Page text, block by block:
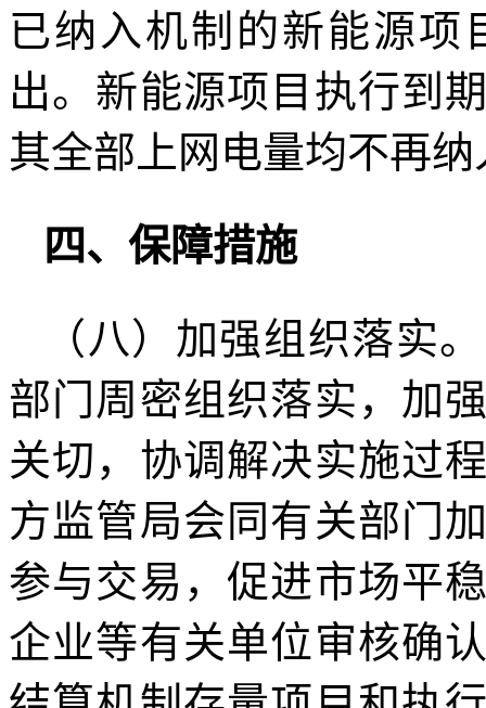
已纳入机制的新能源项
出。新能源项目执行到
其全部上网电量均不再
四、保障措施
（八）加强组织落实
部门周密组织落实，加
关切，协调解决实施过
方监管局会同有关部门
参与交易，促进市场平
企业等有关单位审核确